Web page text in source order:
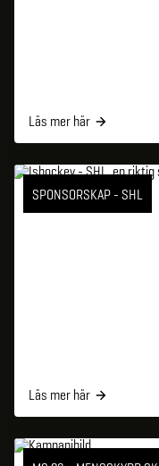
Läs mer här
SPONSORSKAP - SHL
Läs mer här